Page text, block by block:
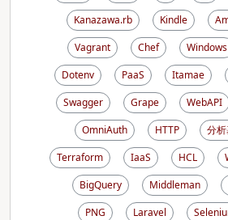
Kanazawa.rb
Kindle
Vagrant
Chef Windows
Dotenv
PaaS Itamae
Swagger
Grape WebAPI
OmniAuth
HTTP 分
Terraform
IaaS HCL
BigQuery
Middleman
PNG
Laravel